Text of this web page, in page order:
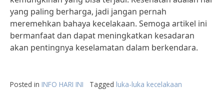
yang paling berharga, jadi jangan pernah
meremehkan bahaya kecelakaan. Semoga artikel ini
bermanfaat dan dapat meningkatkan kesadaran
akan pentingnya keselamatan dalam berkendara.
Posted in INFO HARI INI Tagged luka-luka kecelakaan